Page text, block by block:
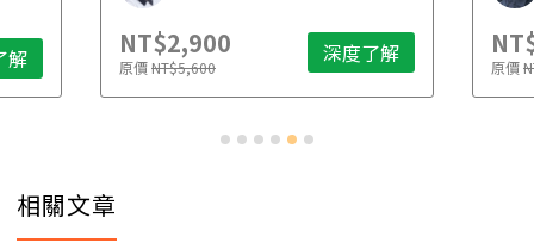
解 NT$2,900
原價NT$5,600 深度了解 原價
相關文章